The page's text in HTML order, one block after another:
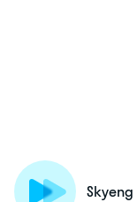
Skyeng